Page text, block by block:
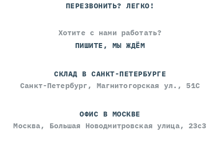
ПЕРЕЗВОНИТЬ? ЛЕГКО!
Хотите с нами работать?
ПИШИТЕ, МЫ ЖДЁМ
СКЛАД В САНКТ-ПЕТЕРБУРГЕ
Санкт-Петербург, Магнитогорская ул., 51С
ОФИС В МОСКВЕ
Москва, Большая Новодмитровская улица, 23с3